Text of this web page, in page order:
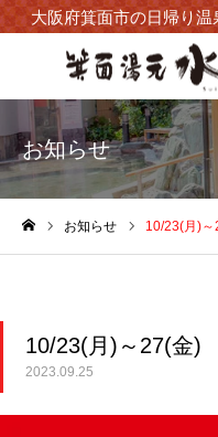
大阪府箕面市の日帰り温
お知らせ
お知らせ 10/23(月)
10/23(月)～27(金)
2023.09.25